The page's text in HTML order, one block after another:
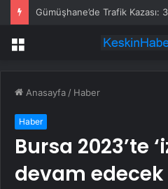
Gümüşhane’de Trafik Kazası: 3
Menü
Anasayfa / Haber
Haber
Bursa 2023’te
devam edecek